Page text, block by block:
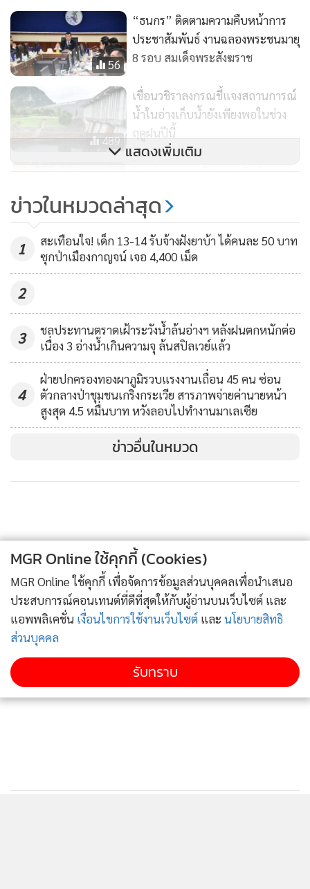
จากนั้นคนร้ายได้ขับรถกอล์ฟมุ่งหน้าที่หลุม 9 แล้วใช้อาวุธปืน
กระบอกเดียวกันยิงใส่นายเกรียงไกร ผู้จัดการสนามจนได้รับบาด
เจ็บอาการสาหัส จากนั้นคนร้ายได้ขับรถกอล์ฟหลบหนีไปขึ้น
รถยนต์ที่ตนเองขับมาจอดเอาไว้ที่ลานจอดรถ แล้วหลบหนีไป
ทั้งนี้ พ.ต.อ.ศราวุฒิ ศรีสังวรณ์ ผกก.สภ.ท่าม่วง เปิดเผยว่า จาก
การตรวจสอบที่เกิดเหตุ พบว่า คนร้ายมาซุ่มดูและได้ใช้อาวุธปืน
ยิง น.ส.อ้อม ก่อน จากนั้นจึงไปยิงนายเกรียงศักดิ์ ผู้จัดการสนาม
กอล์ฟภายหลัง หลังก่อเหตุแล้วจึงได้ขับรถยนต์หลบหนี เบื้องต้น
เจ้าหน้าที่ตั้งปมเอาไว้คือเรื่องชู้สาว
ด้านนายบัว 1 ในนักกอล์ฟที่รู้จักกับนายเกรียงไกร ผู้จัดการ
สนามกอล์ฟเป็นอย่างดี กล่าวว่า ผู้หญิงมาเล่นกอล์ฟตามปกติ
ส่วนนายเกรียงไกร นั้นเป็นนักกอล์ฟที่มีนิสัยดี เป็นคนนิ่งและ
เงียบ เวลาเล่นกอล์ฟไม่ค่อยพูดกับใคร นายเกรียงไกร เขาจะตี
กอล์ฟกับทุกคนที่ชวนถึงแม้จะไม่รู้จักกันมาก่อนก็ตาม เขาเป็นผู้
จัดการสนาม ส่วนชายที่มาก่อเหตุคาดว่าน่าจะเกิดจากความหึง
56
“ธนกร” ติดตามความคืบหน้าการ
ประชาสัมพันธ์ งานฉลองพระชนมายุ
8 รอบ สมเด็จพระสังฆราช
489
เขื่อนวชิราลงกรณชี้แจงสถานการณ์
น้ำในอ่างเก็บน้ำยังเพียงพอในช่วง
ฤดูฝนปีนี้
564
ยิงถล่มกระบะเกือบ 10 นัด ริมถนน
ปัญหาเงินกู้นอกระบบข่มขู่
แสดงเพิ่มเติม
ข่าวในหมวดล่าสุด
1
สะเทือนใจ! เด็ก 13-14 รับจ้างฝังยาบ้า ได้คนละ 50 บาท
ซุกป่าเมืองกาญจน์ เจอ 4,400 เม็ด
2
3
ชลประทานตราดเฝ้าระวังน้ำล้นอ่างฯ หลังฝนตกหนักต่อ
เนื่อง 3 อ่างน้ำเกินความจุ ล้นสปิลเวย์แล้ว
4
ฝ่ายปกครองทองผาภูมิรวบแรงงานเถื่อน 45 คน ซ่อน
ตัวกลางป่าชุมชนเกริงกระเวีย สารภาพจ่ายค่านายหน้า
สูงสุด 4.5 หมื่นบาท หวังลอบไปทำงานมาเลเซีย
ข่าวอื่นในหมวด
MGR Online ใช้คุกกี้ (Cookies)
MGR Online ใช้คุกกี้ เพื่อจัดการข้อมูลส่วนบุคคลเพื่อนำเสนอ
ประสบการณ์คอนเทนต์ที่ดีที่สุดให้กับผู้อ่านบนเว็บไซต์ และ
แอพพลิเคชั่น เงื่อนไขการใช้งานเว็บไซต์ และ นโยบายสิทธิ
ส่วนบุคคล
รับทราบ